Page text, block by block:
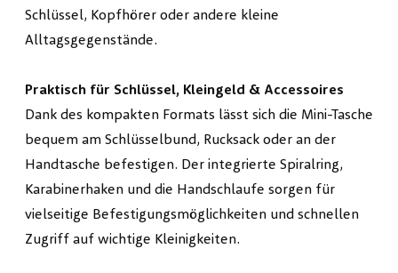
Schlüssel, Kopfhörer oder andere kleine
Alltagsgegenstände.
Praktisch für Schlüssel, Kleingeld & Accessoires
Dank des kompakten Formats lässt sich die Mini-Tasche
bequem am Schlüsselbund, Rucksack oder an der
Handtasche befestigen. Der integrierte Spiralring,
Karabinerhaken und die Handschlaufe sorgen für
vielseitige Befestigungsmöglichkeiten und schnellen
Zugriff auf wichtige Kleinigkeiten.